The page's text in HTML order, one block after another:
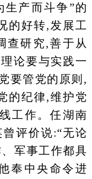
生产而斗争”的
的好转,发展工
查研究,善于从
论要与实践一
要管党的原则,
的纪律,维护党
工作。任湖南
评价说:“无论
军事工作都具
奉中央命令进